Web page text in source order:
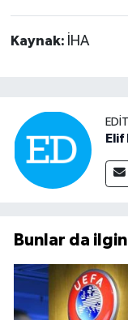
Kaynak: İHA
Bunlar da